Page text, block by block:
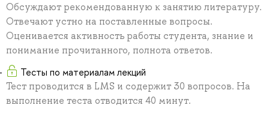
Обсуждают рекомендованную к занятию литературу.
Отвечают устно на поставленные вопросы.
Оценивается активность работы студента, знание и
понимание прочитанного, полнота ответов.
Тесты по материалам лекций
Тест проводится в LMS и содержит 30 вопросов. На
выполнение теста отводится 40 минут.